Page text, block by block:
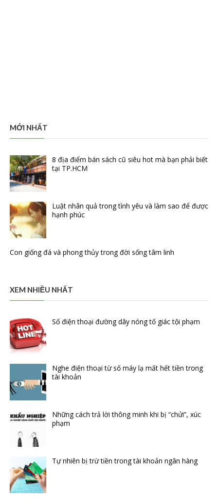
MỚI NHẤT
8 địa điểm bán sách cũ siêu hot mà bạn phải biết
tại TP.HCM
Luật nhân quả trong tình yêu và làm sao để được
hạnh phúc
Con giống đá và phong thủy trong đời sống tâm linh
XEM NHIỀU NHẤT
Số điện thoại đường dây nóng tố giác tội phạm
Nghe điện thoại từ số máy lạ mất hết tiền trong
tài khoản
Những cách trả lời thông minh khi bị “chửi”, xúc
phạm
Tự nhiên bị trừ tiền trong tài khoản ngân hàng